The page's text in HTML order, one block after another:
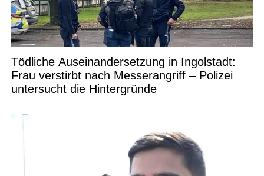
Tödliche Auseinandersetzung in Ingolstadt:
Frau verstirbt nach Messerangriff – Polizei
untersucht die Hintergründe